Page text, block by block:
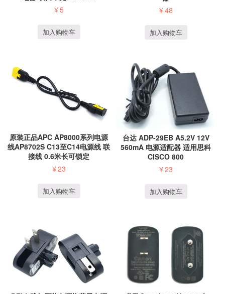
¥5
加入购物车
¥48
加入购物车
原装正品APC AP8000系列电源
线AP8702S C13至C14电源线 联
接线 0.6米长可锁定
¥23
加入购物车
台达 ADP-29EB A5.2V 12V
560mA 电源适配器 适用思科
CISCO 800
¥23
加入购物车